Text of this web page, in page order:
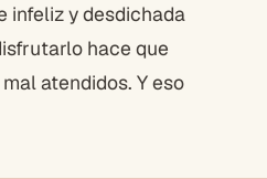
infeliz y desdichada
hace que
atendidos. Y eso